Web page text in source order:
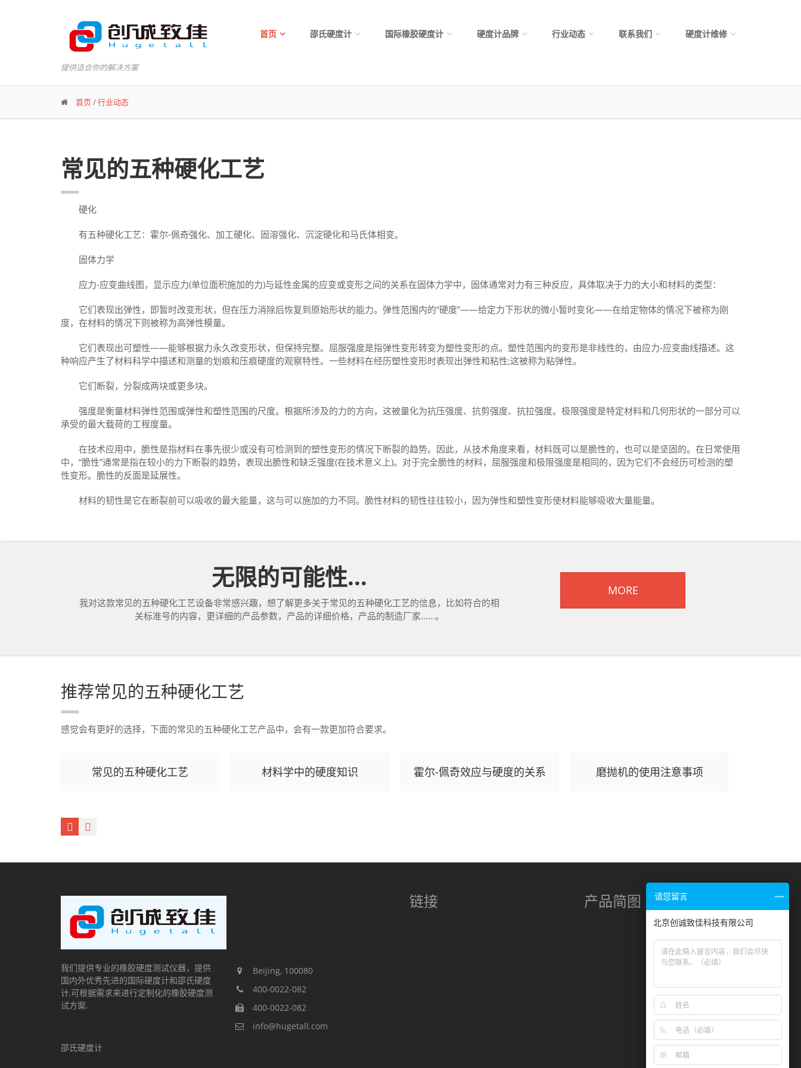
提供适合你的解决方案
首页 邵氏硬度计 国际橡胶硬度计 硬度计品牌 行业动态 联系我们 硬度计维修
首页/行业动态
常见的五种硬化工艺
硬化
有五种硬化工艺：霍尔-佩奇强化、加工硬化、固溶强化、沉淀硬化和马氏体相变。
固体力学
应力-应变曲线图，显示应力(单位面积施加的力)与延性金属的应变或变形之间的关系在固体力学中，固体通常对力有三种反应，具体取决于力的大小和材料的类型：
它们表现出弹性，即暂时改变形状，但在压力消除后恢复到原始形状的能力。弹性范围内的“硬度”——给定力下形状的微小暂时变化——在给定物体的情况下被称为刚
度，在材料的情况下则被称为高弹性模量。
它们表现出可塑性——能够根据力永久改变形状，但保持完整。屈服强度是指弹性变形转变为塑性变形的点。塑性范围内的变形是非线性的，由应力-应变曲线描述。这
种响应产生了材料科学中描述和测量的划痕和压痕硬度的观察特性。一些材料在经历塑性变形时表现出弹性和粘性;这被称为粘弹性。
它们断裂，分裂成两块或更多块。
强度是衡量材料弹性范围或弹性和塑性范围的尺度。根据所涉及的力的方向，这被量化为抗压强度、抗剪强度、抗拉强度。极限强度是特定材料和几何形状的一部分可以
承受的最大载荷的工程度量。
在技术应用中，脆性是指材料在事先很少或没有可检测到的塑性变形的情况下断裂的趋势。因此，从技术角度来看，材料既可以是脆性的，也可以是坚固的。在日常使用
中，“脆性”通常是指在较小的力下断裂的趋势，表现出脆性和缺乏强度(在技术意义上)。对于完全脆性的材料，屈服强度和极限强度是相同的，因为它们不会经历可检测的塑
性变形。脆性的反面是延展性。
材料的韧性是它在断裂前可以吸收的最大能量，这与可以施加的力不同。脆性材料的韧性往往较小，因为弹性和塑性变形使材料能够吸收大量能量。
无限的可能性...
我对这款常见的五种硬化工艺设备非常感兴趣，想了解更多关于常见的五种硬化工艺的信息，比如符合的相
关标准号的内容，更详细的产品参数，产品的详细价格，产品的制造厂家......。
MORE
推荐常见的五种硬化工艺
感觉会有更好的选择，下面的常见的五种硬化工艺产品中，会有一款更加符合要求。
常见的五种硬化工艺 材料学中的硬度知识 霍尔-佩奇效应与硬度的关系 磨抛机的使用注意事项
我们提供专业的橡胶硬度测试仪器，提供
国内外优秀先进的国际硬度计和邵氏硬度
计,可根据需求来进行定制化的橡胶硬度测
试方案.
Beijing, 100080
400-0022-082
400-0022-082
info@hugetall.com
邵氏硬度计
链接 产品简图 请您留言